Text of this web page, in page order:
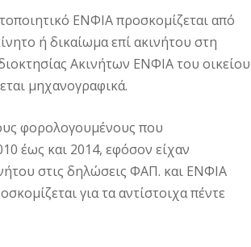
ΕΝΦΙΑ προσκομίζεται από
ή δικαίωμα επί ακινήτου στη
Ακινήτων ΕΝΦΙΑ του οικείου
μηχανογραφικά.
φορολογουμένους που
έως και 2014, εφόσον είχαν
στις δηλώσεις ΦΑΠ. και ΕΝΦΙΑ
για τα αντίστοιχα πέντε